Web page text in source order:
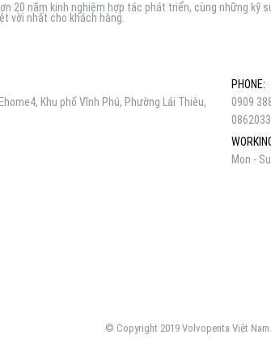
20 năm kinh nghiệm hợp tác phát triển, cùng những kỹ
vời nhất cho khách hàng.
Khu phố Vĩnh Phú, Phường Lái Thiêu,
PHONE:
0909
Mon -
© Copyright 2019 Volvopenta Việt